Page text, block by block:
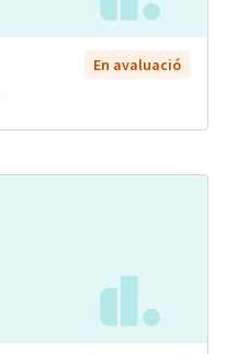
En avaluació